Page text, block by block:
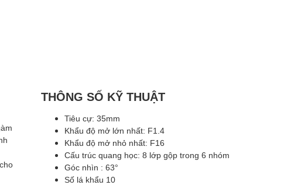
THÔNG SỐ KỸ THUẬT
Tiêu cự: 35mm
Khẩu độ mở lớn nhất: F1.4
Khẩu độ mở nhỏ nhất: F16
Cấu trúc quang học: 8 lớp gộp trong 6 nhóm
Góc nhìn : 63°
Số lá khẩu 10